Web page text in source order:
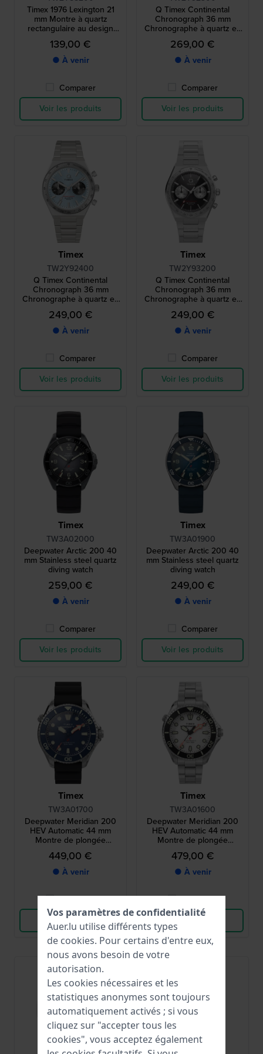
Timex 1976 Lexington 21
mm Montre à quartz
rectangulaire au design
vintage avec index romains
139,00 €
● À venir
Comparer
Voir les produits
Q Timex Continental
Chronograph 36 mm
Chronographe à quartz en
acier inoxydable avec
cadran 24h
269,00 €
● À venir
Comparer
Voir les produits
Timex
TW2Y92400
Q Timex Continental
Chronograph 36 mm
Chronographe à quartz en
acier inoxydable avec
cadran 24h
249,00 €
● À venir
Comparer
Voir les produits
Timex
TW2Y93200
Q Timex Continental
Chronograph 36 mm
Chronographe à quartz en
acier inoxydable avec
cadran 24h
249,00 €
● À venir
Comparer
Voir les produits
Timex
TW3A02000
Deepwater Arctic 200 40
mm Stainless steel quartz
diving watch
259,00 €
● À venir
Comparer
Voir les produits
Timex
TW3A01900
Deepwater Arctic 200 40
mm Stainless steel quartz
diving watch
249,00 €
● À venir
Comparer
Voir les produits
Timex
TW3A01700
Deepwater Meridian 200
HEV Automatic 44 mm
Montre de plongée
automatique en acier
inoxydable
449,00 €
● À venir
Comparer
Voir les produits
Timex
TW3A01600
Deepwater Meridian 200
HEV Automatic 44 mm
Montre de plongée
automatique en acier
inoxydable
479,00 €
● À venir
Comparer
Voir les produits
Vos paramètres de confidentialité
Auer.lu utilise différents types
de cookies. Pour certains d'entre eux,
nous avons besoin de votre
autorisation.
Les cookies nécessaires et les
statistiques anonymes sont toujours
automatiquement activés ; si vous
cliquez sur "accepter tous les
cookies", vous acceptez également